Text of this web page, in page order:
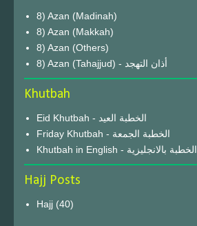
8) Azan (Madinah)
8) Azan (Makkah)
8) Azan (Others)
8) Azan (Tahajjud) - أذان التهجد
Khutbah
Eid Khutbah - الخطبة العيد
Friday Khutbah - الخطبة الجمعة
Khutbah in English - الخطبة بالانجليزية
Hajj Posts
Hajj (40)